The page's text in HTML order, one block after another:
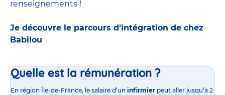
renseignements !
Je découvre le parcours d’intégration de chez
Babilou
Quelle est la rémunération ?
En région Île-de-France, le salaire d’un infirmier peut aller jusqu’à 2